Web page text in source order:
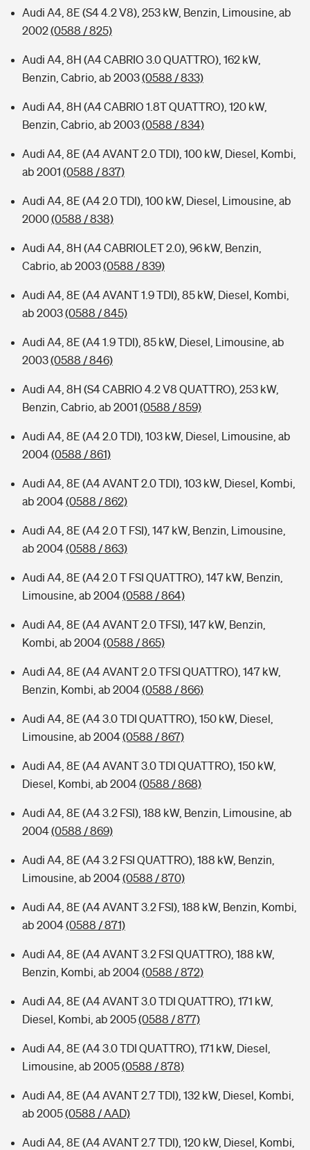
Audi A4, 8E (S4 4.2 V8), 253 kW, Benzin, Limousine, ab
2002(0588 / 825)
Audi A4, 8H (A4 CABRIO 3.0 QUATTRO), 162 kW,
Benzin, Cabrio, ab 2003(0588 / 833)
Audi A4, 8H (A4 CABRIO 1.8T QUATTRO), 120 kW,
Benzin, Cabrio, ab 2003(0588 / 834)
Audi A4, 8E (A4 AVANT 2.0 TDI), 100 kW, Diesel, Kombi,
ab 2001 (0588 / 837)
Audi A4, 8E (A4 2.0 TDI), 100 kW, Diesel, Limousine, ab
2000(0588 / 838)
Audi A4, 8H (A4 CABRIOLET 2.0), 96 kW, Benzin,
Cabrio, ab 2003(0588 / 839)
Audi A4, 8E (A4 AVANT 1.9 TDI), 85 kW, Diesel, Kombi,
ab 2003(0588 / 845)
Audi A4, 8E (A4 1.9 TDI), 85 kW, Diesel, Limousine, ab
2003(0588 / 846)
Audi A4, 8H (S4 CABRIO 4.2 V8 QUATTRO), 253 kW,
Benzin, Cabrio, ab 2001 (0588 / 859)
Audi A4, 8E (A4 2.0 TDI), 103 kW, Diesel, Limousine, ab
2004(0588 / 861)
Audi A4, 8E (A4 AVANT 2.0 TDI), 103 kW, Diesel, Kombi,
ab 2004(0588 / 862)
Audi A4, 8E (A4 2.0 T FSI), 147 kW, Benzin, Limousine,
ab 2004(0588 / 863)
Audi A4, 8E (A4 2.0 T FSI QUATTRO), 147 kW, Benzin,
Limousine, ab 2004(0588 / 864)
Audi A4, 8E (A4 AVANT 2.0 TFSI), 147 kW, Benzin,
Kombi, ab 2004(0588 / 865)
Audi A4, 8E (A4 AVANT 2.0 TFSI QUATTRO), 147 kW,
Benzin, Kombi, ab 2004(0588 / 866)
Audi A4, 8E (A4 3.0 TDI QUATTRO), 150 kW, Diesel,
Limousine, ab 2004(0588 / 867)
Audi A4, 8E (A4 AVANT 3.0 TDI QUATTRO), 150 kW,
Diesel, Kombi, ab 2004(0588 / 868)
Audi A4, 8E (A4 3.2 FSI), 188 kW, Benzin, Limousine, ab
2004(0588 / 869)
Audi A4, 8E (A4 3.2 FSI QUATTRO), 188 kW, Benzin,
Limousine, ab 2004(0588 / 870)
Audi A4, 8E (A4 AVANT 3.2 FSI), 188 kW, Benzin, Kombi,
ab 2004(0588 / 871)
Audi A4, 8E (A4 AVANT 3.2 FSI QUATTRO), 188 kW,
Benzin, Kombi, ab 2004(0588 / 872)
Audi A4, 8E (A4 AVANT 3.0 TDI QUATTRO), 171 kW,
Diesel, Kombi, ab 2005(0588 / 877)
Audi A4, 8E (A4 3.0 TDI QUATTRO), 171 kW, Diesel,
Limousine, ab 2005(0588 / 878)
Audi A4, 8E (A4 AVANT 2.7 TDI), 132 kW, Diesel, Kombi,
ab 2005(0588 / AAD)
Audi A4, 8E (A4 AVANT 2.7 TDI), 120 kW, Diesel, Kombi,